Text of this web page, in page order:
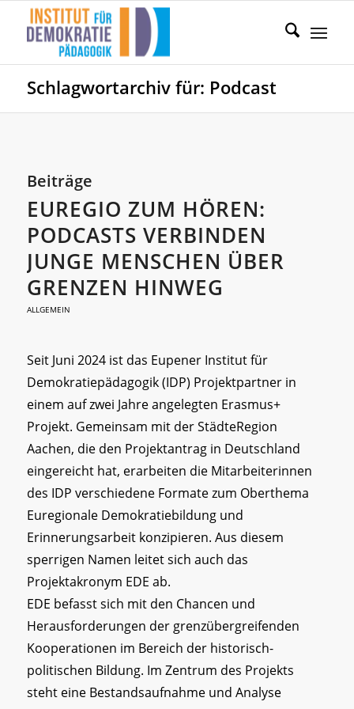
Schlagwortarchiv für: Podcast
Beiträge
EUREGIO ZUM HÖREN:
PODCASTS VERBINDEN
JUNGE MENSCHEN ÜBER
GRENZEN HINWEG
ALLGEMEIN
Seit Juni 2024 ist das Eupener Institut für
Demokratiepädagogik (IDP) Projektpartner in
einem auf zwei Jahre angelegten Erasmus+
Projekt. Gemeinsam mit der StädteRegion
Aachen, die den Projektantrag in Deutschland
eingereicht hat, erarbeiten die Mitarbeiterinnen
des IDP verschiedene Formate zum Oberthema
Euregionale Demokratiebildung und
Erinnerungsarbeit konzipieren. Aus diesem
sperrigen Namen leitet sich auch das
Projektakronym EDE ab.
EDE befasst sich mit den Chancen und
Herausforderungen der grenzübergreifenden
Kooperationen im Bereich der historisch-
politischen Bildung. Im Zentrum des Projekts
steht eine Bestandsaufnahme und Analyse